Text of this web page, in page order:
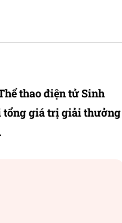
thao điện tử Sinh
tổng giá trị giải thưởng